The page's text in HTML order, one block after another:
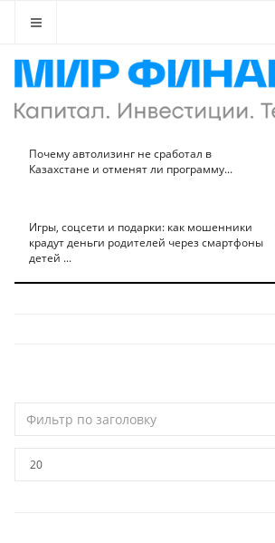
Почему автолизинг не сработал в
Казахстане и отменят ли программу...
Игры, соцсети и подарки: как мошенники
крадут деньги родителей через смартфоны
детей ...
по